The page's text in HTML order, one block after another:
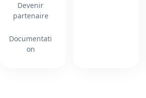
Devenir
partenaire
Documentati
on